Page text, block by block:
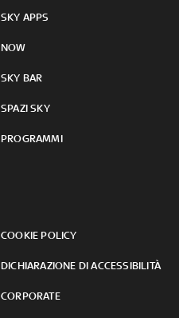
SKY APPS
NOW
SKY BAR
SPAZI SKY
PROGRAMMI
COOKIE POLICY
DICHIARAZIONE DI ACCESSIBILITÀ
CORPORATE